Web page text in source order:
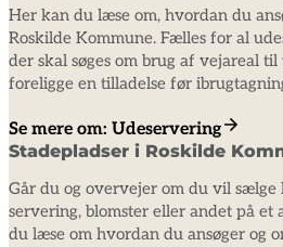
Her kan du læse om, hvordan du
Roskilde Kommune. Fælles for al
der skal søges om brug af vejareal
foreligge en tilladelse før
Se mere om: Udeservering
Stadepladser i Roskilde
Går du og overvejer om du vil
servering, blomster eller andet på et